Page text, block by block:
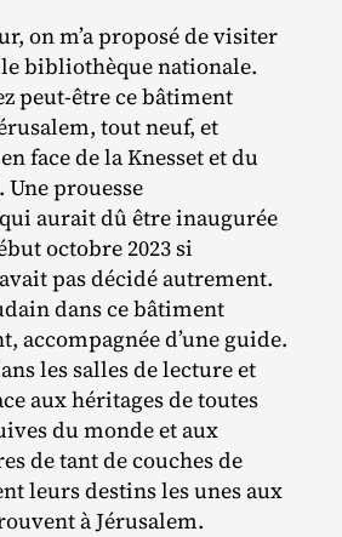
on m’a proposé de visiter
bibliothèque nationale.
peut‐​être ce bâtiment
tout neuf, et
face de la Knesset et du
Une prouesse
aurait dû être inaugurée
octobre 2023 si
avait pas décidé autrement.
dans ce bâtiment
accompagnée d’une guide.
les salles de lecture et
aux héritages de toutes
du monde et aux
de tant de couches de
leurs destins les unes aux
à Jérusalem.